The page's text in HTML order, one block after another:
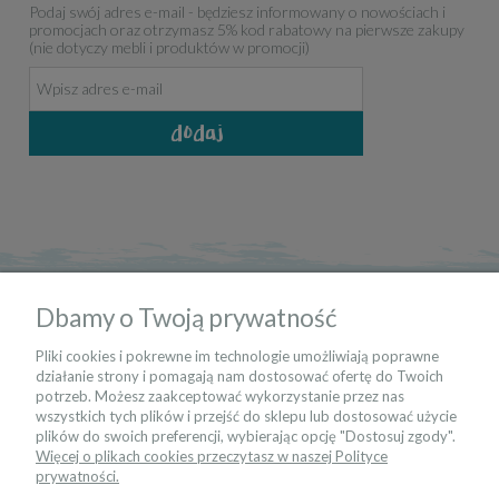
Podaj swój adres e-mail - będziesz informowany o nowościach i
promocjach oraz otrzymasz 5% kod rabatowy na pierwsze zakupy
(nie dotyczy mebli i produktów w promocji)
dodaj
moje konto
kontakt
bądź na bieżąco
Dbamy o Twoją prywatność
Pliki cookies i pokrewne im technologie umożliwiają poprawne
działanie strony i pomagają nam dostosować ofertę do Twoich
potrzeb. Możesz zaakceptować wykorzystanie przez nas
wszystkich tych plików i przejść do sklepu lub dostosować użycie
plików do swoich preferencji, wybierając opcję "Dostosuj zgody".
Więcej o plikach cookies przeczytasz w naszej Polityce
prywatności.